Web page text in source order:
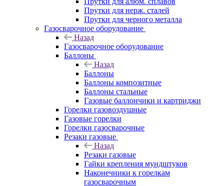
Прутки для нерж. сталей
Прутки для черного металла
Газосварочное оборудование
Назад
Газосварочное оборудование
Баллоны
Назад
Баллоны
Баллоны композитные
Баллоны стальные
Газовые баллончики и картриджи
Горелки газовоздушные
Газовые горелки
Горелки газосварочные
Резаки газовые
Назад
Резаки газовые
Гайки крепления мундштуков
Наконечники к горелкам
газосварочным